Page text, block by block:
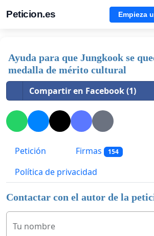
Peticion.es Empieza
Ayuda para que Jungkook se
medalla de mérito cultural
Compartir en Facebook (1)
Petición Firmas 154
Política de privacidad
Contactar con el autor de la
Tu nombre